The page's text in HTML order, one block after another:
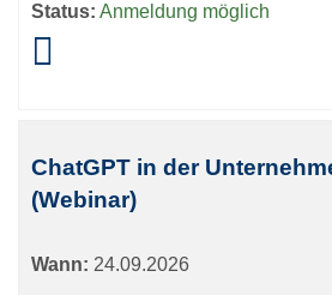
Status: Anmeldung möglich
ChatGPT in der
(Webinar)
Wann: 24.09.2026